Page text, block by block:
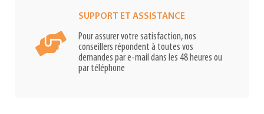
SUPPORT ET ASSISTANCE
Pour assurer votre satisfaction, nos
conseillers répondent à toutes vos
demandes par e-mail dans les 48 heures ou
par téléphone